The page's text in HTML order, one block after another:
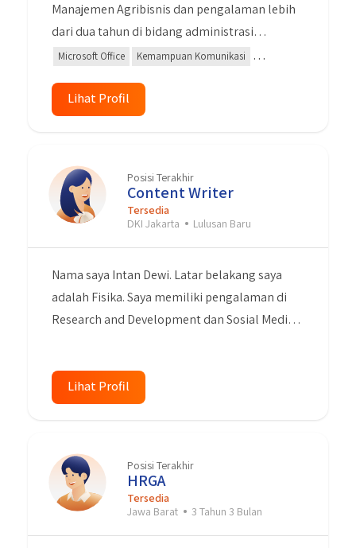
Manajemen Agribisnis dan pengalaman lebih
dari dua tahun di bidang administrasi
dokumen pada industri logistik. Terampil
dan multitasking. Memiliki kemampuan
analisis, negosiasi, dan kerjasama tim yang
dan membangun hubungan kerja yang
produktif.
Microsoft Office
Kemampuan Komunikasi
Negosiasi
Manajemen Pemeliharaan
Lihat Profil
Posisi Terakhir
Content Writer
Tersedia
DKI Jakarta
Lulusan Baru
Nama saya Intan Dewi. Latar belakang saya
adalah Fisika. Saya memiliki pengalaman di
Research and Development dan Sosial Media
belajar dengan cepat. Saya Memiliki
keterampilan dalam menggunakan komputer,
Powerpoint), Grapich design dan Video Editing
(Adobe Photoshop, Adobe Premiere Pro,
CorelDraw, Canva, Meta for Business). Memiliki
minat pada media sosial marketing, memiliki
Lihat Profil
Posisi Terakhir
HRGA
Tersedia
Jawa Barat
3 Tahun 3 Bulan